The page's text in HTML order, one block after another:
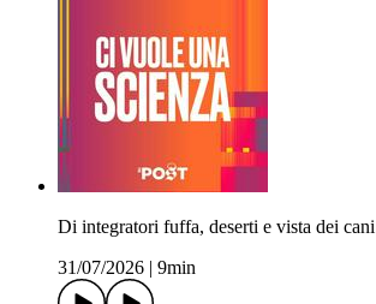
Di integratori fuffa, deserti e vista dei cani
31/07/2026
9min